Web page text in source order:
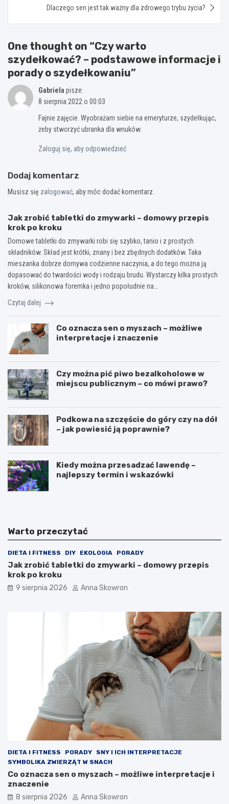
Dlaczego sen jest tak ważny dla zdrowego trybu życia?
One thought on “Czy warto
szydełkować? – podstawowe informacje i
porady o szydełkowaniu”
Gabriela pisze:
8 sierpnia 2022 o 00:03
Fajnie zajęcie. Wyobrażam siebie na emeryturze, szydełkując,
żeby stworzyć ubranka dla wnuków.
Zaloguj się, aby odpowiedzieć
Dodaj komentarz
Musisz się zalogować, aby móc dodać komentarz.
Jak zrobić tabletki do zmywarki – domowy przepis
krok po kroku
Domowe tabletki do zmywarki robi się szybko, tanio i z prostych
składników. Skład jest krótki, znany i bez zbędnych dodatków. Taka
mieszanka dobrze domywa codzienne naczynia, a do tego można ją
dopasować do twardości wody i rodzaju brudu. Wystarczy kilka prostych
kroków, silikonowa foremka i jedno popołudnie na…
Czytaj dalej
Co oznacza sen o myszach – możliwe
interpretacje i znaczenie
Czy można pić piwo bezalkoholowe w
miejscu publicznym – co mówi prawo?
Podkowa na szczęście do góry czy na dół
– jak powiesić ją poprawnie?
Kiedy można przesadzać lawendę –
najlepszy termin i wskazówki
Warto przeczytać
DIETA I FITNESS DIY EKOLOGIA PORADY
Jak zrobić tabletki do zmywarki – domowy przepis
krok po kroku
9 sierpnia 2026 Anna Skowron
DIETA I FITNESS PORADY
SNY I ICH INTERPRETACJE
SYMBOLIKA ZWIERZĄT W SNACH
Co oznacza sen o myszach – możliwe interpretacje i
znaczenie
8 sierpnia 2026 Anna Skowron